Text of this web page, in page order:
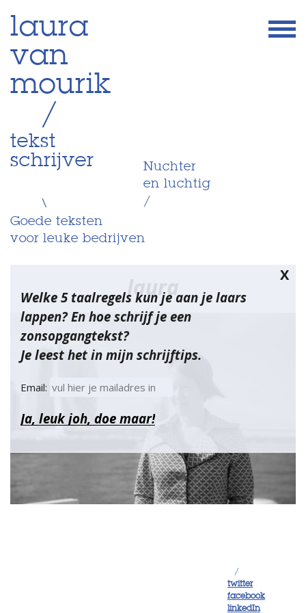
Skip
to
content
laura
van
mourik
/
tekst
schrijver
\
Nuchter
en luchtig
/
Goede teksten
voor leuke bedrijven
X
Welke 5 taalregels kun je aan je laars
lappen? En hoe schrijf je een
zonsopgangtekst?
Je leest het in mijn schrijftips.
Email:
laura
/
twitter
facebook
linkedIn